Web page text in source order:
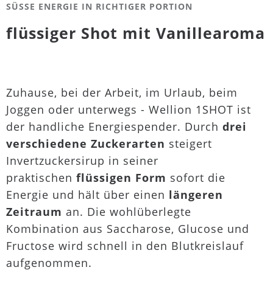
SÜSSE ENERGIE IN RICHTIGER PORTION
flüssiger Shot mit Vanillearoma
Zuhause, bei der Arbeit, im Urlaub, beim
Joggen oder unterwegs - Wellion 1SHOT ist
der handliche Energiespender. Durch drei
verschiedene Zuckerarten steigert
Invertzuckersirup in seiner
praktischen flüssigen Form sofort die
Energie und hält über einen längeren
Zeitraum an. Die wohlüberlegte
Kombination aus Saccharose, Glucose und
Fructose wird schnell in den Blutkreislauf
aufgenommen.